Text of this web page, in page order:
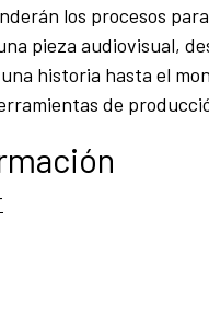
los procesos
pieza audiovisual,
historia hasta el
de